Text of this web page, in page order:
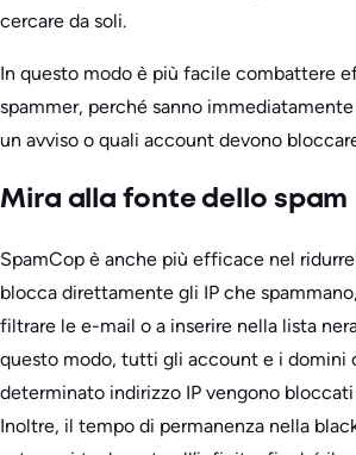
cercare da soli.
In questo modo è più facile combattere
spammer, perché sanno
un avviso o quali account devono
Mira alla fonte dello spam
SpamCop è anche più efficace nel
blocca direttamente gli IP che
filtrare le e-mail o a inserire nella lista
questo modo, tutti gli account e i domini
determinato indirizzo IP vengono
Inoltre, il tempo di permanenza nella